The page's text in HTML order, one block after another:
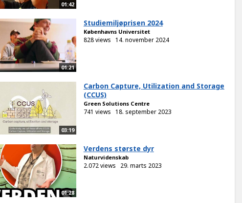
01:42
01:21
Studiemiljøprisen 2024
Københavns Universitet
828 views 14. november 2024
03:19
Carbon Capture, Utilization and Storage
(CCUS)
Green Solutions Centre
741 views 18. september 2023
01:28
Verdens største dyr
Naturvidenskab
2.072 views 29. marts 2023